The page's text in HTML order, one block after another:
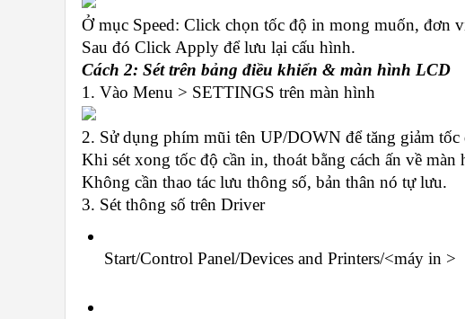
Ở mục Speed: Click chọn tốc độ in mong muốn, đơn
Sau đó Click Apply để lưu lại cấu hình.
Cách 2: Sét trên bảng điều khiển & màn hình LCD
1. Vào Menu > SETTINGS trên màn hình
2. Sử dụng phím mũi tên UP/DOWN để tăng giảm tốc
Khi sét xong tốc độ cần in, thoát bằng cách ấn về
Không cần thao tác lưu thông số, bản thân nó tự lưu.
3. Sét thông số trên Driver
Start/Control Panel/Devices and Printers/<máy in >